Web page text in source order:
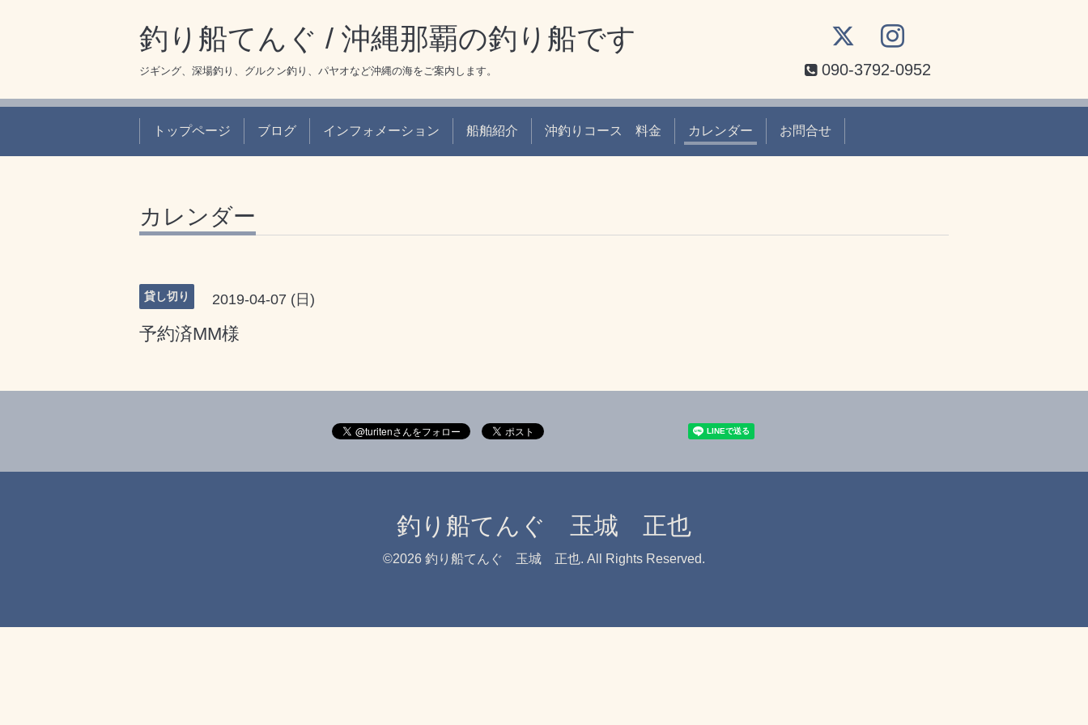
釣り船てんぐ / 沖縄那覇の釣り船です
ジギング、深場釣り、グルクン釣り、パヤオなど沖縄の海をご案内します。 090-3792-0952
トップページ ブログ インフォメーション 船舶紹介 沖釣りコース 料金 カレンダー お問合せ
カレンダー
貸し切り 2019-04-07 (日)
予約済MM様
釣り船てんぐ 玉城 正也
©2026 釣り船てんぐ 玉城 正也. All Rights Reserved.